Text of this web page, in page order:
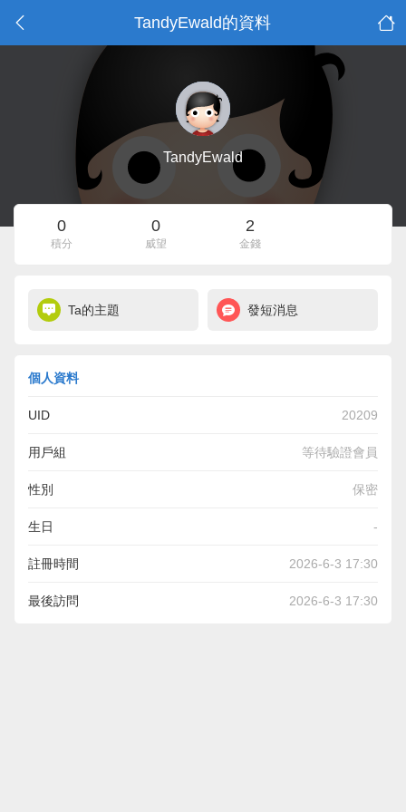
TandyEwald的資料
TandyEwald
0
積分
0
威望
2
金錢
Ta的主題 發短消息
個人資料
UID 20209
用戶組 等待驗證會員
性別 保密
生日 -
註冊時間 2026-6-3 17:30
最後訪問 2026-6-3 17:30